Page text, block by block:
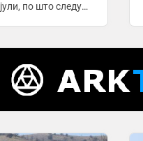
по што следува